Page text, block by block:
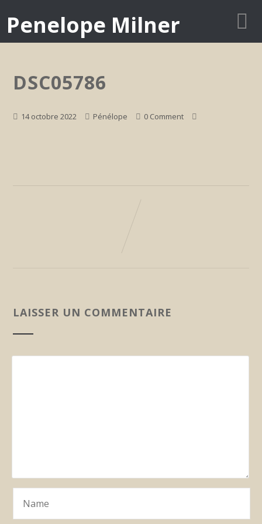
Penelope Milner
DSC05786
14 octobre 2022 Pénélope 0 Comment
LAISSER UN COMMENTAIRE